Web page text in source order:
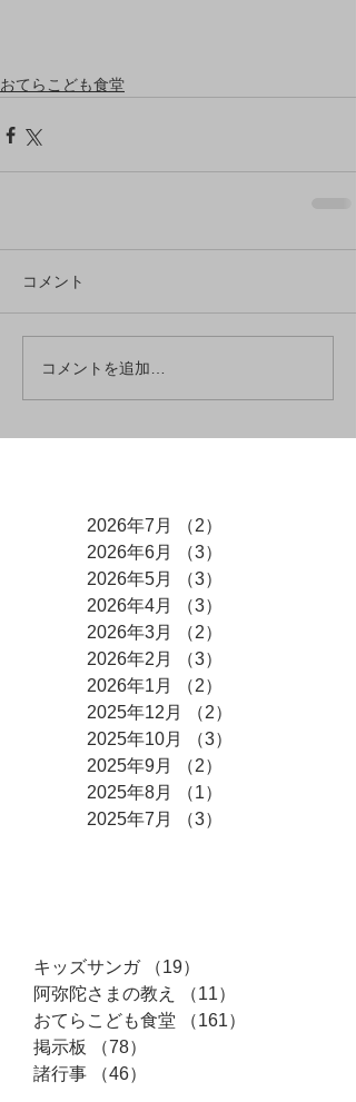
2026年7月 （2）
2026年6月
（3）
2026年5月
（3）
2026年4月
（3）
2026年3月
（2）
2026年2月
（3）
2026年1月
（2）
2025年12月
（2）
2025年10月
（3）
2025年9月
（2）
2025年8月
（1）
2025年7月
（3）
キッズサンガ （19）
阿弥陀さまの教え
（11）
おてらこども食堂
（161）
掲示板
（78）
諸行事
（46）
おてらこども食堂
コメント
コメントを追加…